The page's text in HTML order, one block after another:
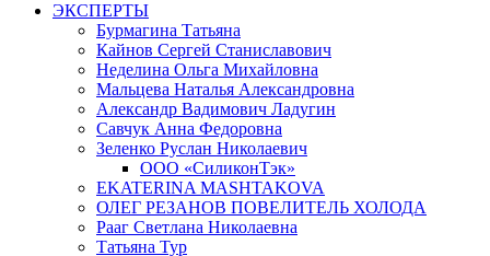
ЭКСПЕРТЫ
Бурмагина Татьяна
Кайнов Сергей Станиславович
Неделина Ольга Михайловна
Мальцева Наталья Александровна
Александр Вадимович Ладугин
Савчук Анна Федоровна
Зеленко Руслан Николаевич
ООО «СиликонТэк»
EKATERINA MASHTAKOVA
ОЛЕГ РЕЗАНОВ ПОВЕЛИТЕЛЬ ХОЛОДА
Рааг Светлана Николаевна
Татьяна Тур